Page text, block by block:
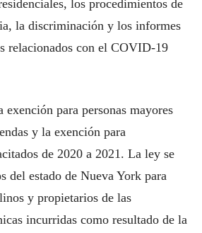
los procedimientos de
la discriminación y los informes
relacionados con el COVID-19
exención para personas mayores
y la exención para
de 2020 a 2021. La ley se
del estado de Nueva York para
y propietarios de las
incurridas como resultado de la